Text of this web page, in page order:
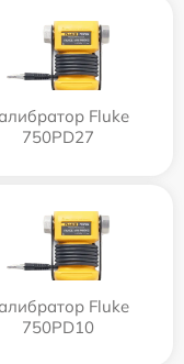
Fluke
750PD27
Fluke
750PD10